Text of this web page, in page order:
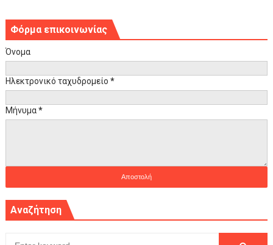
Φόρμα επικοινωνίας
Όνομα
Ηλεκτρονικό ταχυδρομείο *
Μήνυμα*
Αναζήτηση